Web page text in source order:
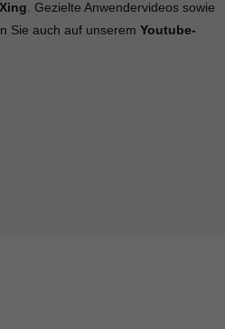
Xing. Gezielte Anwendervideos sowie
Sie auch auf unserem Youtube-